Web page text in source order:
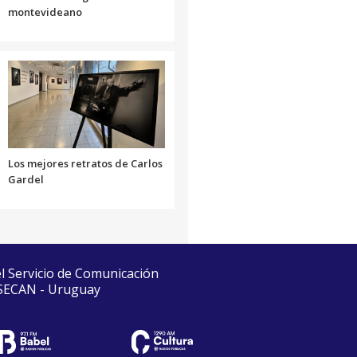
montevideano
Los mejores retratos de Carlos
Gardel
de Comunicación
- Uruguay